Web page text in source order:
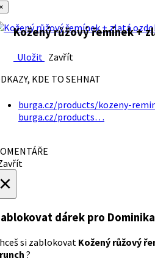
Kožený růžový řemínek +
Uložit Zavřít
KDE TO SEHNAT
burga.cz/products/kozeny-
burga.cz/products…
dárek pro
si zablokovat Kožený růžový
?